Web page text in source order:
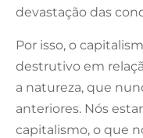
devastação das
Por isso, o
destrutivo em
a natureza, que
anteriores. Nós
capitalismo, o que